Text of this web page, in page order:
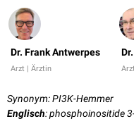
Dr. Frank Antwerpes
Arzt | Ärztin
Synonym: PI3K-Hemmer
Englisch: phosphoinositide